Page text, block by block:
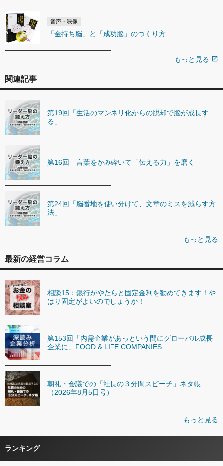
音声・映像
「金持ち脳」と「成功脳」のつくり方
もっと見る open_in_new
関連記事
第19回「生活のマンネリ化からの脱却で脳が成長す
る」
第16回 言葉をかみ砕いて「伝える力」を磨く
第24回「脳番地を使い分けて、文章のミスを減らす方
法」
もっと見る
最新の経営コラム
相談15：銀行がやたらと固定金利を勧めてきます！や
はり固定がよいのでしょうか！
第153回「内需企業があっという間にグローバル成長
企業に」FOOD & LIFE COMPANIES
朝礼・会議での「社長の３分間スピーチ」ネタ帳
（2026年8月5日号）
もっと見る
ランキング